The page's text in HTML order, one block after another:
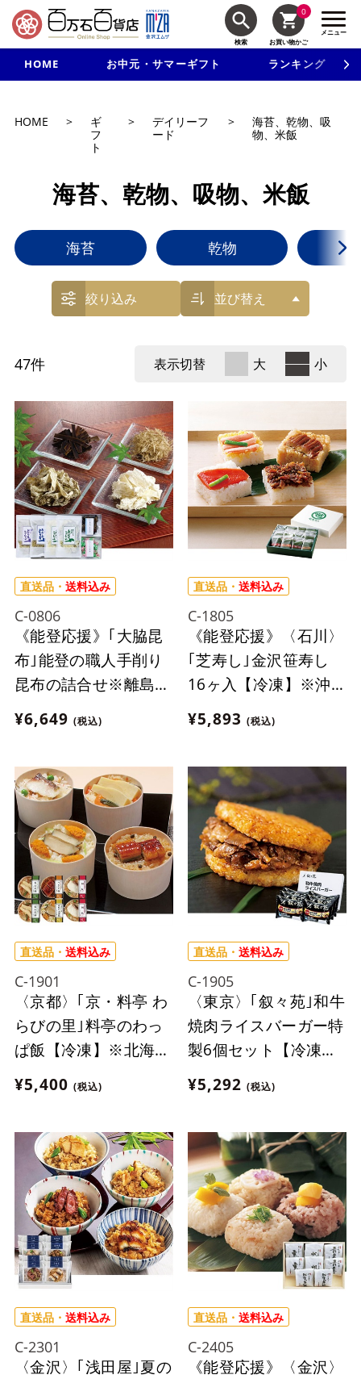
検索
0
お買い物かご
メニュー
HOME お中元・サマーギフト ランキング
新規入会で3千円以上で使える500円クーポンを進呈！
HOME >
ギ
フ
ト
>
デイリーフ
ード
>
海苔、乾物、吸
物、米飯
海苔、乾物、吸物、米飯
海苔 乾物
絞り込み 並び替え
47件 表示切替 大 小
直送品・ 送料込み
C-0806
《能登応援》｢大脇昆
布｣能登の職人手削り
昆布の詰合せ※離島に
はお届け出来ません。
¥6,649 (税込)
直送品・ 送料込み
C-1805
《能登応援》〈石川〉
｢芝寿し｣金沢笹寿し
16ヶ入【冷凍】※沖
縄・離島にはお届け出
来ません。
¥5,893 (税込)
直送品・ 送料込み
C-1901
〈京都〉｢京・料亭 わ
らびの里｣料亭のわっ
ぱ飯【冷凍】※北海
道・沖縄・離島にはお
届け出来ません。
¥5,400 (税込)
直送品・ 送料込み
C-1905
〈東京〉｢叙々苑｣和牛
焼肉ライスバーガー特
製6個セット【冷凍】
※離島にはお届け出来
ません。
¥5,292 (税込)
直送品・ 送料込み
C-2301
〈金沢〉｢浅田屋｣夏の
直送品・ 送料込み
C-2405
《能登応援》〈金沢〉